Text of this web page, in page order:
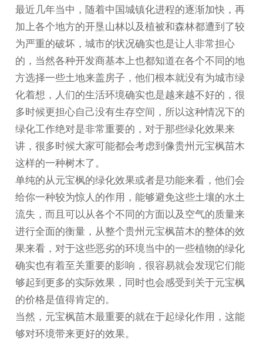
最近几年当中，随着中国城镇化进程的逐渐加快，再
加上各个地方的开垦山林以及植被和森林都遭到了较
为严重的破坏，城市的状况确实也是让人非常担心
的，当然各种开发商基本上也都知道在各个不同的地
方选择一些土地来盖房子，他们根本就没有为城市绿
化着想，人们的生活环境确实也是越来越不好的，很
多时候更担心自己没有生存空间，所以这种情况下的
绿化工作绝对是非常重要的，对于那些绿化效果来
讲，很多时候大家可能都会考虑到像贵州元宝枫苗木
这样的一种树木了。
单纯的从元宝枫的绿化效果或者是功能来看，他们会
给你一种较为惊人的作用，能够避免这些土壤的水土
流失，而且可以从各个不同的方面以及空气的质量来
进行全面的衡量，从整个贵州元宝枫苗木的整体的效
果来看，对于这些恶劣的环境当中的一些植物的绿化
确实也有着至关重要的影响，很容易就会发现它们能
够起到更多的实际效果，同时也会感受到关于元宝枫
的价格是值得肯定的。
当然，元宝枫苗木最重要的就在于起绿化作用，这能
够对环境带来更好的效果。